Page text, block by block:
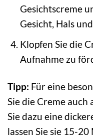
Gesichtscreme
Gesicht, Hals
Klopfen Sie die
Aufnahme zu
Tipp: Für eine
Sie die Creme auch
Sie dazu eine
lassen Sie sie 15-